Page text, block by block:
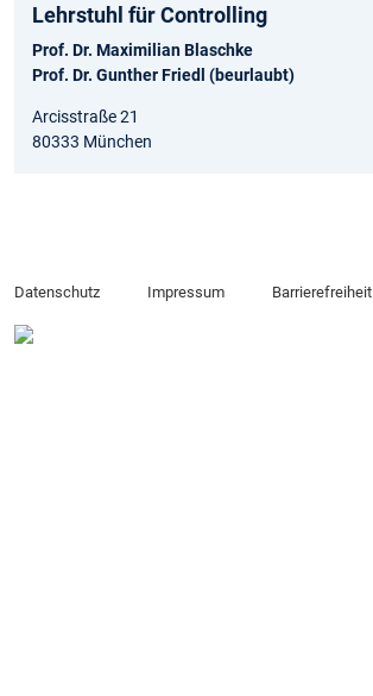
Lehrstuhl für Controlling
Prof. Dr. Maximilian Blaschke
Prof. Dr. Gunther Friedl (beurlaubt)
Arcisstraße 21
80333 München
Datenschutz Impressum Barrierefreiheit